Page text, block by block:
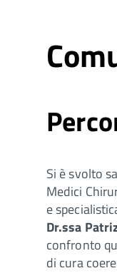
Si è svolto
Medici
e
Dr.ssa
confronto
di cura